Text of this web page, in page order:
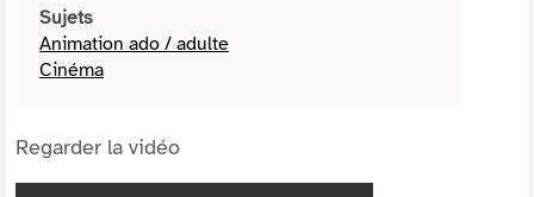
Sujets
Animation ado / adulte
Cinéma
Regarder la vidéo